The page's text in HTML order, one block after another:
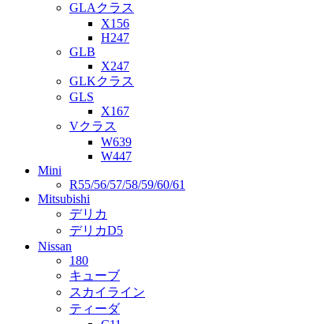
GLAクラス
X156
H247
GLB
X247
GLKクラス
GLS
X167
Vクラス
W639
W447
Mini
R55/56/57/58/59/60/61
Mitsubishi
デリカ
デリカD5
Nissan
180
キューブ
スカイライン
ティーダ